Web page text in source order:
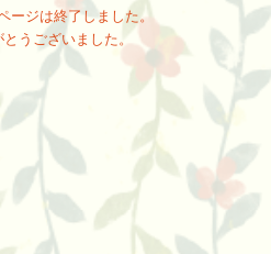
ージは終了しました。
うございました。